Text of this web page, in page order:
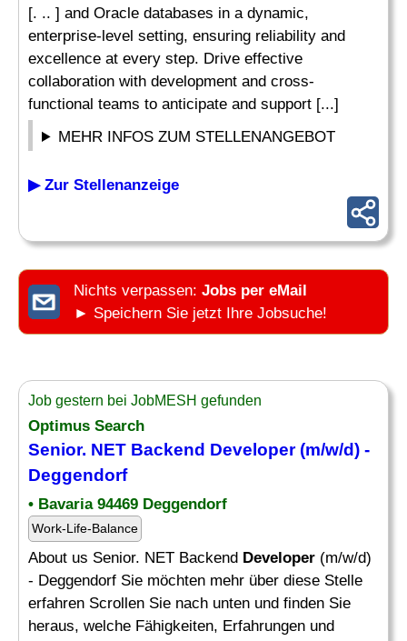
[. .. ] and Oracle databases in a dynamic,
enterprise-level setting, ensuring reliability and
excellence at every step. Drive effective
collaboration with development and cross-
functional teams to anticipate and support [...]
MEHR INFOS ZUM STELLENANGEBOT
▶ Zur Stellenanzeige
Nichts verpassen: Jobs per eMail
► Speichern Sie jetzt Ihre Jobsuche!
Job gestern bei JobMESH gefunden
Optimus Search
Senior. NET Backend Developer(m/w/d) -
Deggendorf
• Bavaria 94469 Deggendorf
Work-Life-Balance
About us Senior. NET Backend Developer (m/w/d)
- Deggendorf Sie möchten mehr über diese Stelle
erfahren Scrollen Sie nach unten und finden Sie
heraus, welche Fähigkeiten, Erfahrungen und